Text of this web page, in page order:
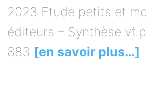
2023 Etude petits et
éditeurs – Synthèse
883 [en savoir plus…]